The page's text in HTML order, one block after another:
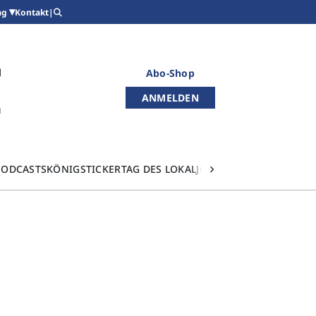
Kontakt|
Abo-Shop
ANMELDEN
KÖNIGSTICKERTAG DES LOKALJOURNALISMUS